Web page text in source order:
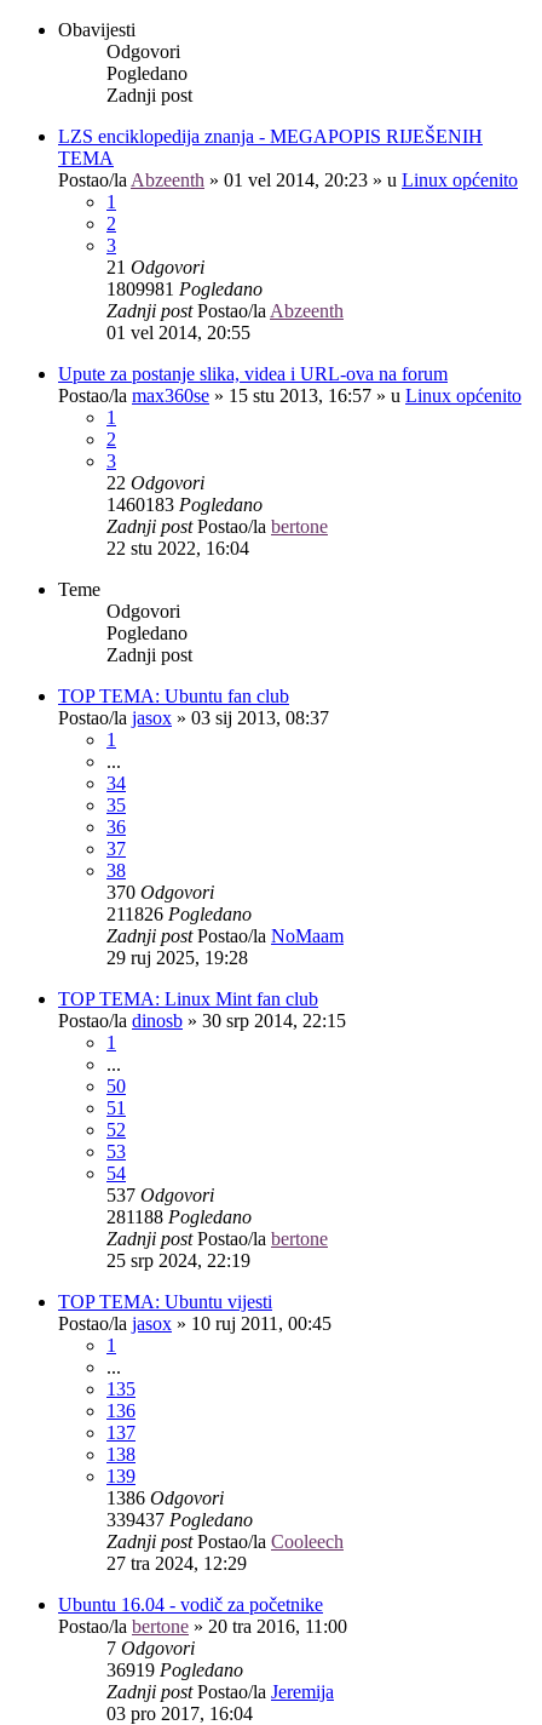
Obavijesti
Odgovori
Pogledano
Zadnji post
LZS enciklopedija znanja - MEGAPOPIS RIJEŠENIH
TEMA
Postao/la Abzeenth » 01 vel 2014, 20:23 » u Linux općenito
1
2
3
21 Odgovori
1809981 Pogledano
Zadnji postPostao/la Abzeenth
01 vel 2014, 20:55
Upute za postanje slika, videa i URL-ova na forum
Postao/la max360se » 15 stu 2013, 16:57 » u Linux općenito
1
2
3
22 Odgovori
1460183 Pogledano
Zadnji postPostao/la bertone
22 stu 2022, 16:04
Teme
Odgovori
Pogledano
Zadnji post
TOP TEMA: Ubuntu fan club
Postao/la jasox » 03 sij 2013, 08:37
1
...
34
35
36
37
38
370 Odgovori
211826 Pogledano
Zadnji postPostao/la NoMaam
29 ruj 2025, 19:28
TOP TEMA: Linux Mint fan club
Postao/la dinosb » 30 srp 2014, 22:15
1
...
50
51
52
53
54
537 Odgovori
281188 Pogledano
Zadnji postPostao/la bertone
25 srp 2024, 22:19
TOP TEMA: Ubuntu vijesti
Postao/la jasox » 10 ruj 2011, 00:45
1
...
135
136
137
138
139
1386 Odgovori
339437 Pogledano
Zadnji postPostao/la Cooleech
27 tra 2024, 12:29
Ubuntu 16.04 - vodič za početnike
Postao/la bertone » 20 tra 2016, 11:00
7 Odgovori
36919 Pogledano
Zadnji postPostao/la Jeremija
03 pro 2017, 16:04